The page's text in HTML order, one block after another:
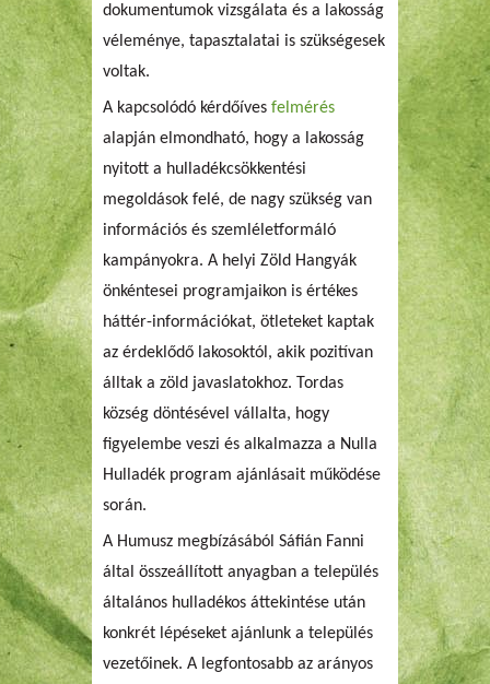
dokumentumok vizsgálata és a lakosság
véleménye, tapasztalatai is szükségesek
voltak.
A kapcsolódó kérdőíves felmérés
alapján elmondható, hogy a lakosság
nyitott a hulladékcsökkentési
megoldások felé, de nagy szükség van
információs és szemléletformáló
kampányokra. A helyi Zöld Hangyák
önkéntesei programjaikon is értékes
háttér-információkat, ötleteket kaptak
az érdeklődő lakosoktól, akik pozitívan
álltak a zöld javaslatokhoz. Tordas
község döntésével vállalta, hogy
figyelembe veszi és alkalmazza a Nulla
Hulladék program ajánlásait működése
során.
A Humusz megbízásából Sáfián Fanni
által összeállított anyagban a település
általános hulladékos áttekintése után
konkrét lépéseket ajánlunk a település
vezetőinek. A legfontosabb az arányos